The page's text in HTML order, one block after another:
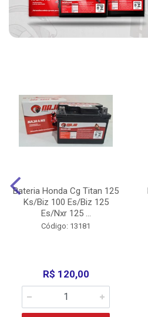
Bateria Honda Cg Titan 125
Ks/Biz 100 Es/Biz 125
Es/Nxr 125 ...
Código: 13181
R$ 120,00